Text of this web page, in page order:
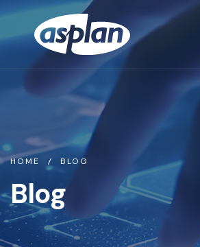
HOME BLOG
Blog